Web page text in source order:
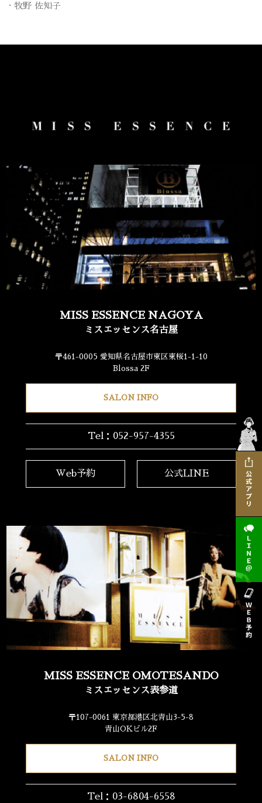
牧野 佐知子
MISS ESSENCE NAGOYA
ミスエッセンス名古屋
〒461-0005 愛知県名古屋市東区東桜1-1-10
Blossa 2F
SALON INFO
Tel：052-957-4355
Web予約 公式LINE
MISS ESSENCE OMOTESANDO
ミスエッセンス表参道
〒107-0061 東京都港区北青山3-5-8
青山OKビル2F
SALON INFO
Tel：03-6804-6558